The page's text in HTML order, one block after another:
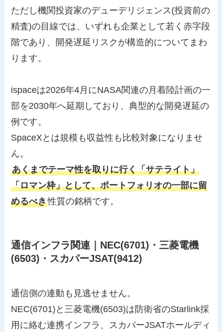
ただし機関投資家のデューデリジェンス(投資前の
精査)の目線では、いずれも企業として若く赤字段
階であり、開発遅延リスクが構造的についてまわ
ります。
ispaceは2026年4月にNASA関連の月着陸計画の一
部を2030年へ延期しており、典型的な開発遅延の
例です。
SpaceXとは規模も収益性も比較対象になりませ
ん。
あくまでテーマ性を取りに行く「サテライト」
「ロマン枠」として、ポートフォリオの一部に留
めるべき性質の銘柄です。
通信インフラ関連｜NEC(6701)・三菱電機
(6503)・スカパーJSAT(9412)
通信側の連動も見逃せません。
NEC(6701)と三菱電機(6503)は防衛省のStarlink採
用に絡む連携インフラ、スカパーJSATホールディ